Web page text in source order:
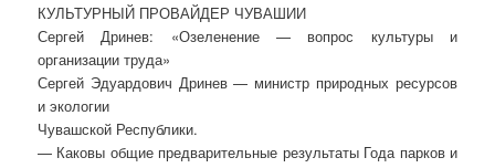
КУЛЬТУРНЫЙ ПРОВАЙДЕР ЧУВАШИИ
Сергей Дринев: «Озеленение — вопрос культуры и
организации труда»
Сергей Эдуардович Дринев — министр природных ресурсов
и экологии
Чувашской Республики.
— Каковы общие предварительные результаты Года парков и